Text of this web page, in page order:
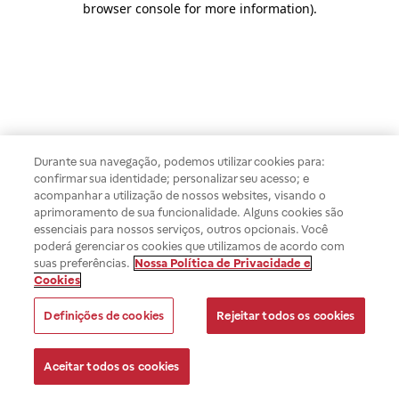
browser console for more information).
Durante sua navegação, podemos utilizar cookies para:
confirmar sua identidade; personalizar seu acesso; e
acompanhar a utilização de nossos websites, visando o
aprimoramento de sua funcionalidade. Alguns cookies são
essenciais para nossos serviços, outros opcionais. Você
poderá gerenciar os cookies que utilizamos de acordo com
suas preferências. Nossa Política de Privacidade e
Cookies
Definições de cookies Rejeitar todos os cookies
Aceitar todos os cookies